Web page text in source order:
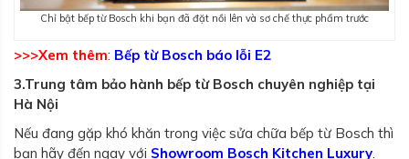
Chỉ bật bếp từ Bosch khi bạn đã đặt nồi lên và sơ chế thực phẩm trước
>>>Xem thêm: Bếp từ Bosch báo lỗi E2
3.Trung tâm bảo hành bếp từ Bosch chuyên nghiệp tại
Hà Nội
Nếu đang gặp khó khăn trong việc sửa chữa bếp từ Bosch thì
bạn hãy đến ngay với Showroom Bosch Kitchen Luxury.